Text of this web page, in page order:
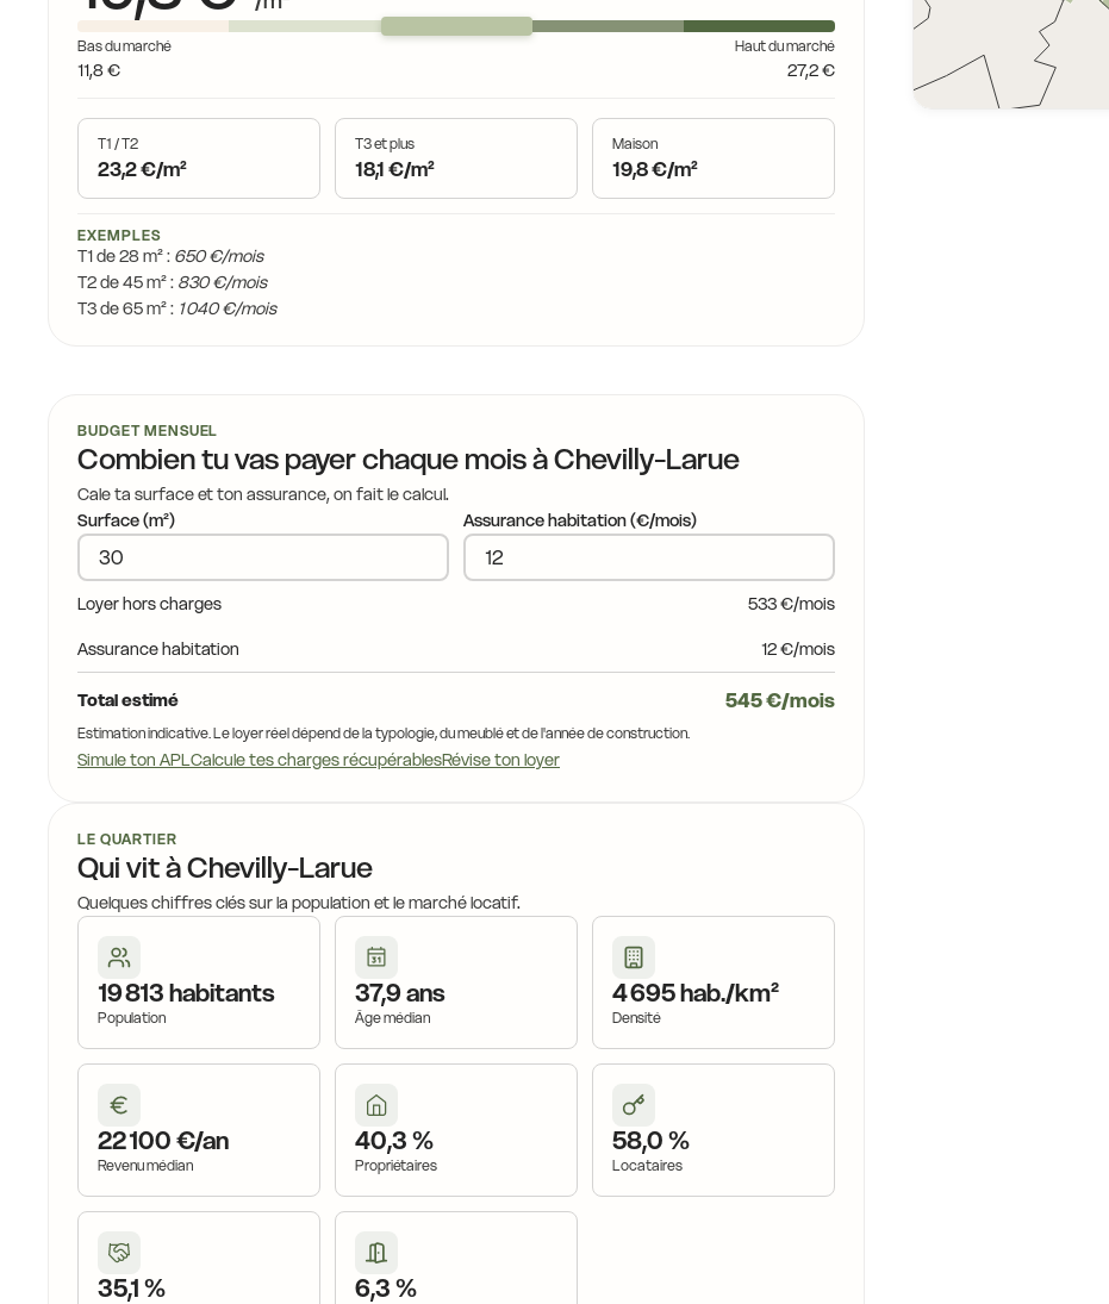
Bas du marché
11,8 €
Haut du marché
27,2 €
T1 / T2
23,2 €/m²
T3 et plus
18,1 €/m²
Maison
19,8 €/m²
EXEMPLES
T1 de 28 m² : 650 €/mois
T2 de 45 m² : 830 €/mois
T3 de 65 m² : 1 040 €/mois
BUDGET MENSUEL
Combien tu vas payer chaque mois àChevilly-Larue
Cale ta surface et ton assurance, on fait le calcul.
Surface (m²)
Assurance habitation (€/mois)
Loyer hors charges 533 €/mois
Assurance habitation 12 €/mois
Total estimé 545 €/mois
Estimation indicative. Le loyer réel dépend de la typologie, du meublé et de l'année de construction.
Simule ton APLCalcule tes charges récupérablesRévise ton loyer
LE QUARTIER
Qui vit à Chevilly-Larue
Quelques chiffres clés sur la population et le marché locatif.
19 813 habitants
Population
37,9 ans
Âge médian
4 695 hab./km²
Densité
22 100 €/an
Revenu médian
40,3 %
Propriétaires
58,0 %
Locataires
35,1 % 6,3 %